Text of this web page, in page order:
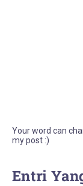
Your word can
my post :)
Entri